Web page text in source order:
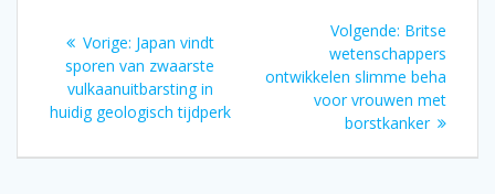
navigatie
Vorige: Vorig
bericht:
Japan vindt
sporen van zwaarste
vulkaanuitbarsting in
huidig geologisch tijdperk
Volgende: Volgend
bericht:
Britse
wetenschappers
ontwikkelen slimme beha
voor vrouwen met
borstkanker